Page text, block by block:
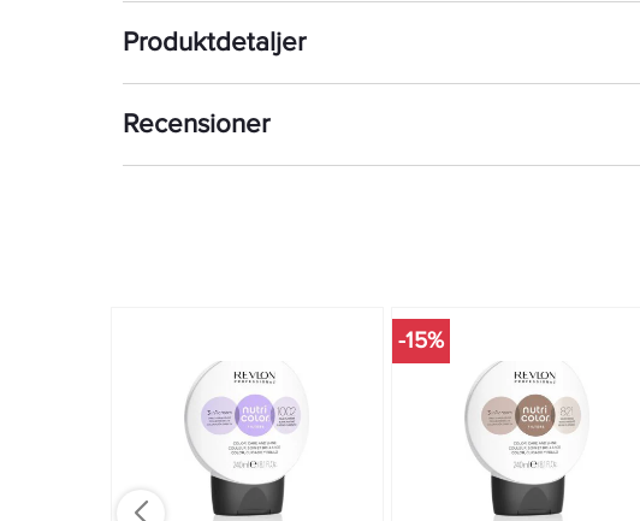
Produktdetaljer
Recensioner
-15%